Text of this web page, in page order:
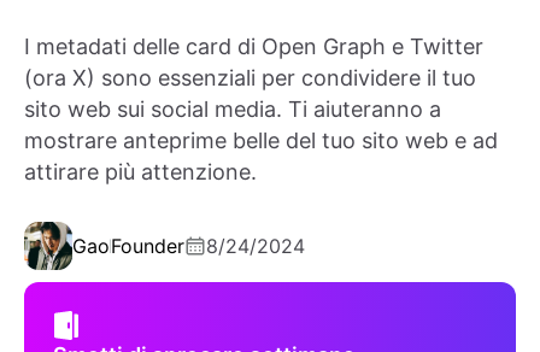
I metadati delle card di Open Graph e Twitter
(ora X) sono essenziali per condividere il tuo
sito web sui social media. Ti aiuteranno a
mostrare anteprime belle del tuo sito web e ad
attirare più attenzione.
GaoFounder 8/24/2024